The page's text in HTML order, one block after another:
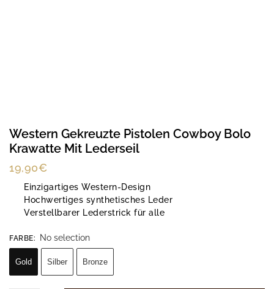
Western Gekreuzte Pistolen Cowboy Bolo
Krawatte Mit Lederseil
19,90€
Einzigartiges Western-Design
Hochwertiges synthetisches Leder
Verstellbarer Lederstrick für alle
FARBE: No selection
Gold Silber Bronze